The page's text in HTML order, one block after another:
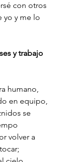
con otros
yo y me lo
y trabajo
humano,
en equipo,
se
volver a